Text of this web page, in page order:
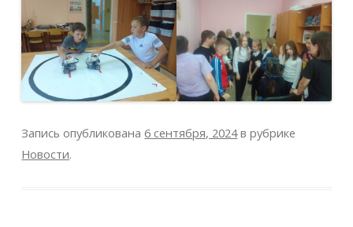
Запись опубликована6 сентября, 2024в рубрике
Новости.